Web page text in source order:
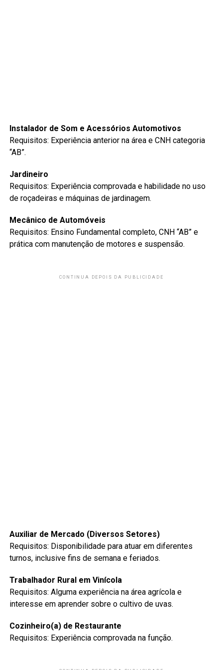
Instalador de Som e Acessórios Automotivos
Requisitos: Experiência anterior na área e CNH categoria
“AB”.
Jardineiro
Requisitos: Experiência comprovada e habilidade no uso
de roçadeiras e máquinas de jardinagem.
Mecânico de Automóveis
Requisitos: Ensino Fundamental completo, CNH “AB” e
prática com manutenção de motores e suspensão.
CONTINUA DEPOIS DA PUBLICIDADE
Auxiliar de Mercado (Diversos Setores)
Requisitos: Disponibilidade para atuar em diferentes
turnos, inclusive fins de semana e feriados.
Trabalhador Rural em Vinícola
Requisitos: Alguma experiência na área agrícola e
interesse em aprender sobre o cultivo de uvas.
Cozinheiro(a) de Restaurante
Requisitos: Experiência comprovada na função.